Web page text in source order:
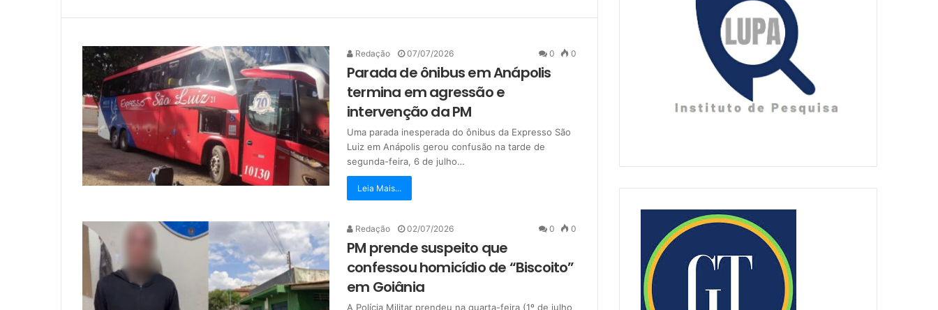
Redação 07/07/2026 0 0
Parada de ônibus em Anápolis
termina em agressão e
intervenção da PM
Uma parada inesperada do ônibus da Expresso São
Luiz em Anápolis gerou confusão na tarde de
segunda-feira, 6 de julho…
Leia Mais...
Redação 02/07/2026 0 0
PM prende suspeito que
confessou homicídio de “Biscoito”
em Goiânia
A Polícia Militar prendeu na quarta-feira (1º de julho